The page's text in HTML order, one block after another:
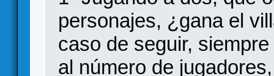
personajes, ¿gana el
caso de seguir,
al número de